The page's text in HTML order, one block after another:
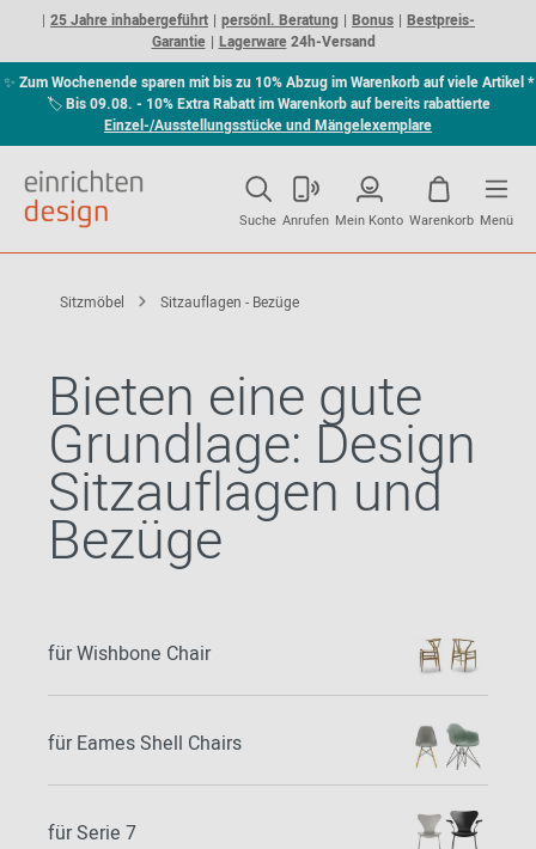
25 Jahre inhabergeführt persönl. Beratung Bonus
Bestpreis-
Garantie
Lagerware24h-Versand
✨ Zum Wochenende sparen mit bis zu 10% Abzug im Warenkorb auf viele Artikel *
🏷Bis 09.08. - 10% Extra Rabatt im Warenkorb auf bereits rabattierte
Einzel-/Ausstellungsstücke und Mängelexemplare
Suche Anrufen Mein Konto Warenkorb Menü
Sitzmöbel Sitzauflagen - Bezüge
Bieten eine gute
Grundlage: Design
Sitzauflagen und
Bezüge
für Wishbone Chair
für Eames Shell Chairs
für Serie 7